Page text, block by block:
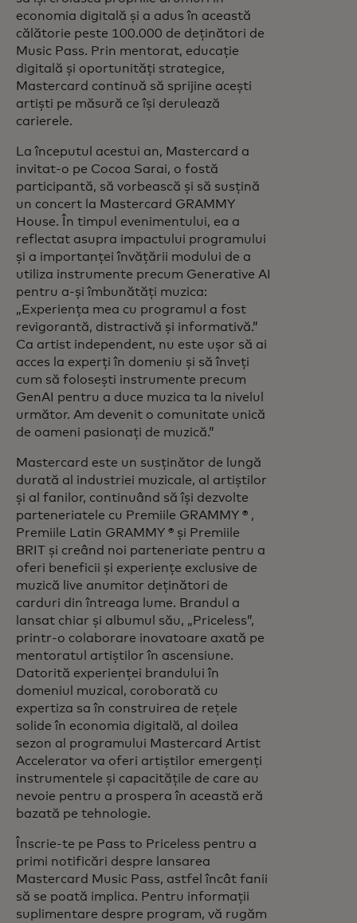
economia digitală și a adus în această
călătorie peste 100.000 de deținători de
Music Pass. Prin mentorat, educație
digitală și oportunități strategice,
Mastercard continuă să sprijine acești
artiști pe măsură ce își derulează
carierele.
La începutul acestui an, Mastercard a
invitat-o pe Cocoa Sarai, o fostă
participantă, să vorbească și să susțină
un concert la Mastercard GRAMMY
House. În timpul evenimentului, ea a
reflectat asupra impactului programului
și a importanței învățării modului de a
utiliza instrumente precum Generative AI
pentru a-și îmbunătăți muzica:
„Experiența mea cu programul a fost
revigorantă, distractivă și informativă.”
Ca artist independent, nu este ușor să ai
acces la experți în domeniu și să înveți
cum să folosești instrumente precum
GenAI pentru a duce muzica ta la nivelul
următor. Am devenit o comunitate unică
de oameni pasionați de muzică.”
Mastercard este un susținător de lungă
durată al industriei muzicale, al artiștilor
și al fanilor, continuând să își dezvolte
parteneriatele cu Premiile GRAMMY ® ,
Premiile Latin GRAMMY ® și Premiile
BRIT și creând noi parteneriate pentru a
oferi beneficii și experiențe exclusive de
muzică live anumitor deținători de
carduri din întreaga lume. Brandul a
lansat chiar și albumul său, „Priceless”,
printr-o colaborare inovatoare axată pe
mentoratul artiștilor în ascensiune.
Datorită experienței brandului în
domeniul muzical, coroborată cu
expertiza sa în construirea de rețele
solide în economia digitală, al doilea
sezon al programului Mastercard Artist
Accelerator va oferi artiștilor emergenți
instrumentele și capacitățile de care au
nevoie pentru a prospera în această eră
bazată pe tehnologie.
Înscrie-te pe Pass to Priceless pentru a
primi notificări despre lansarea
Mastercard Music Pass, astfel încât fanii
să se poată implica. Pentru informații
suplimentare despre program, vă rugăm